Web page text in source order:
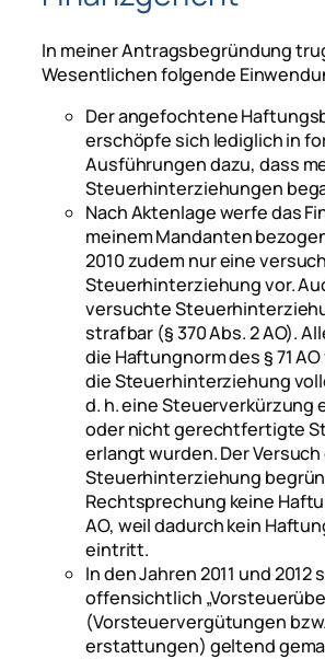
In meiner Antragsbegründung
Wesentlichen folgende
Der angefochtene
erschöpfe sich lediglich in
Ausführungen dazu, dass
Steuerhinterziehungen
Nach Aktenlage werfe das
meinem Mandanten
2010 zudem nur eine
Steuerhinterziehung vor.
versuchte
strafbar (§ 370 Abs. 2 AO).
die Haftungnorm des § 71
die Steuerhinterziehung
d. h. eine
oder nicht gerechtfertigte
erlangt wurden. Der
Steuerhinterziehung
Rechtsprechung keine
AO, weil dadurch kein
eintritt.
In den Jahren 2011 und 2012
offensichtlich
(Vorsteuervergütungen
erstattungen) geltend